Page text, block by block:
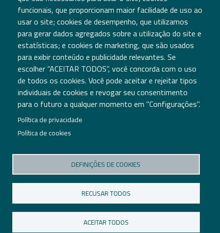
funcionais, que proporcionam maior facilidade de uso ao
usar o site; cookies de desempenho, que utilizamos
para gerar dados agregados sobre a utilização do site e
estatísticas; e cookies de marketing, que são usados
para exibir conteúdo e publicidade relevantes. Se
escolher “ACEITAR TODOS”, você concorda com o uso
de todos os cookies. Você pode aceitar e rejeitar tipos
individuais de cookies e revogar seu consentimento
para o futuro a qualquer momento em "Configurações".
Política de privacidade
Política de cookies
DEFINIÇÕES DE COOKIES
RECUSAR TODOS
ACEITAR TODOS
Associação TICE.PT
PCI - Creative Science Park Aveiro Region
Via do Conhecimento
3830-352 Ílhavo
E: geral@tice.pt
Política de Privacidade
Configuração de cookies